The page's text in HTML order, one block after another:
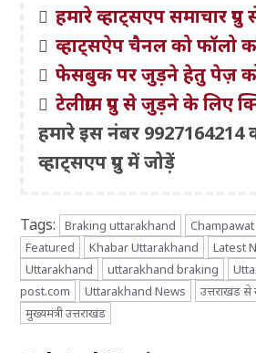
हमारे व्हाट्सएप समाचार
व्हाट्सऐप चैनल को फॉलो
फेसबुक पर जुड़ने हेतु पेज़
टेलीग्राम ग्रुप से जुड़ने के लिए
हमारे इस नंबर
व्हाट्सएप ग्रुप में जोड़ें
Tags: Braking uttarakhand Champawat
Featured
Khabar Uttarakhand
Latest
Uttarakhand
uttarakhand braking
post.com
Uttarakhand News उत्तराखंड
मुख्यमंत्री उत्तराखंड